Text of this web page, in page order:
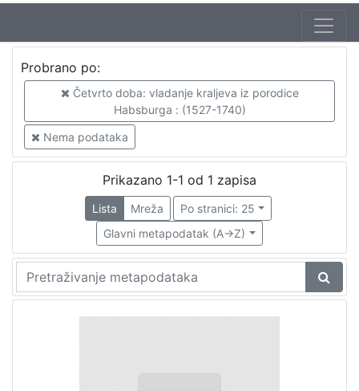
Probrano po:
Četvrto doba: vladanje kraljeva iz porodice
Habsburga : (1527-1740)
Nema podataka
Prikazano 1-1 od 1 zapisa
Lista Mreža
Po stranici: 25
Glavni metapodatak (A->Z)